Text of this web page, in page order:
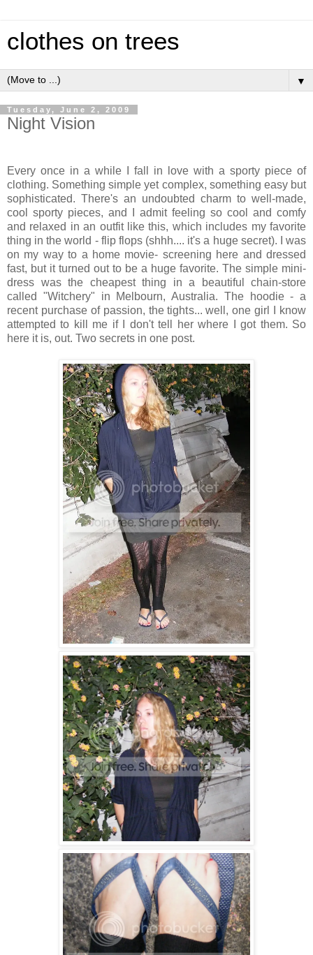
clothes on trees
▼
Tuesday, June 2, 2009
Night Vision
Every once in a while I fall in love with a sporty piece of
clothing. Something simple yet complex, something easy but
sophisticated. There's an undoubted charm to well-made,
cool sporty pieces, and I admit feeling so cool and comfy
and relaxed in an outfit like this, which includes my favorite
thing in the world - flip flops (shhh.... it's a huge secret). I was
on my way to a home movie- screening here and dressed
fast, but it turned out to be a huge favorite. The simple mini-
dress was the cheapest thing in a beautiful chain-store
called "Witchery" in Melbourn, Australia. The hoodie - a
recent purchase of passion, the tights... well, one girl I know
attempted to kill me if I don't tell her where I got them. So
here it is, out. Two secrets in one post.